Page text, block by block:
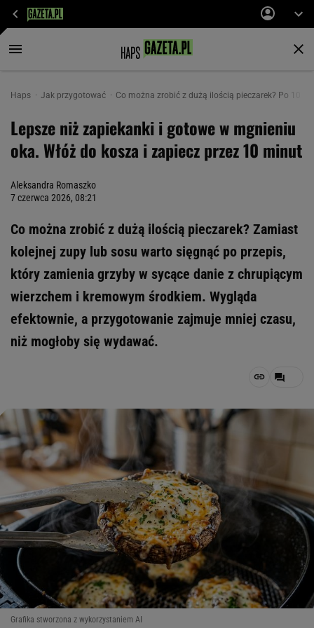
Haps Jak przygotować Co można zrobić z dużą ilością pieczarek? Po 10
Lepsze niż zapiekanki i gotowe w mgnieniu
oka. Włóż do kosza i zapiecz przez 10 minut
Aleksandra Romaszko
7 czerwca 2026, 08:21
Co można zrobić z dużą ilością pieczarek? Zamiast
kolejnej zupy lub sosu warto sięgnąć po przepis,
który zamienia grzyby w sycące danie z chrupiącym
wierzchem i kremowym środkiem. Wygląda
efektownie, a przygotowanie zajmuje mniej czasu,
niż mogłoby się wydawać.
Grafika stworzona z wykorzystaniem AI